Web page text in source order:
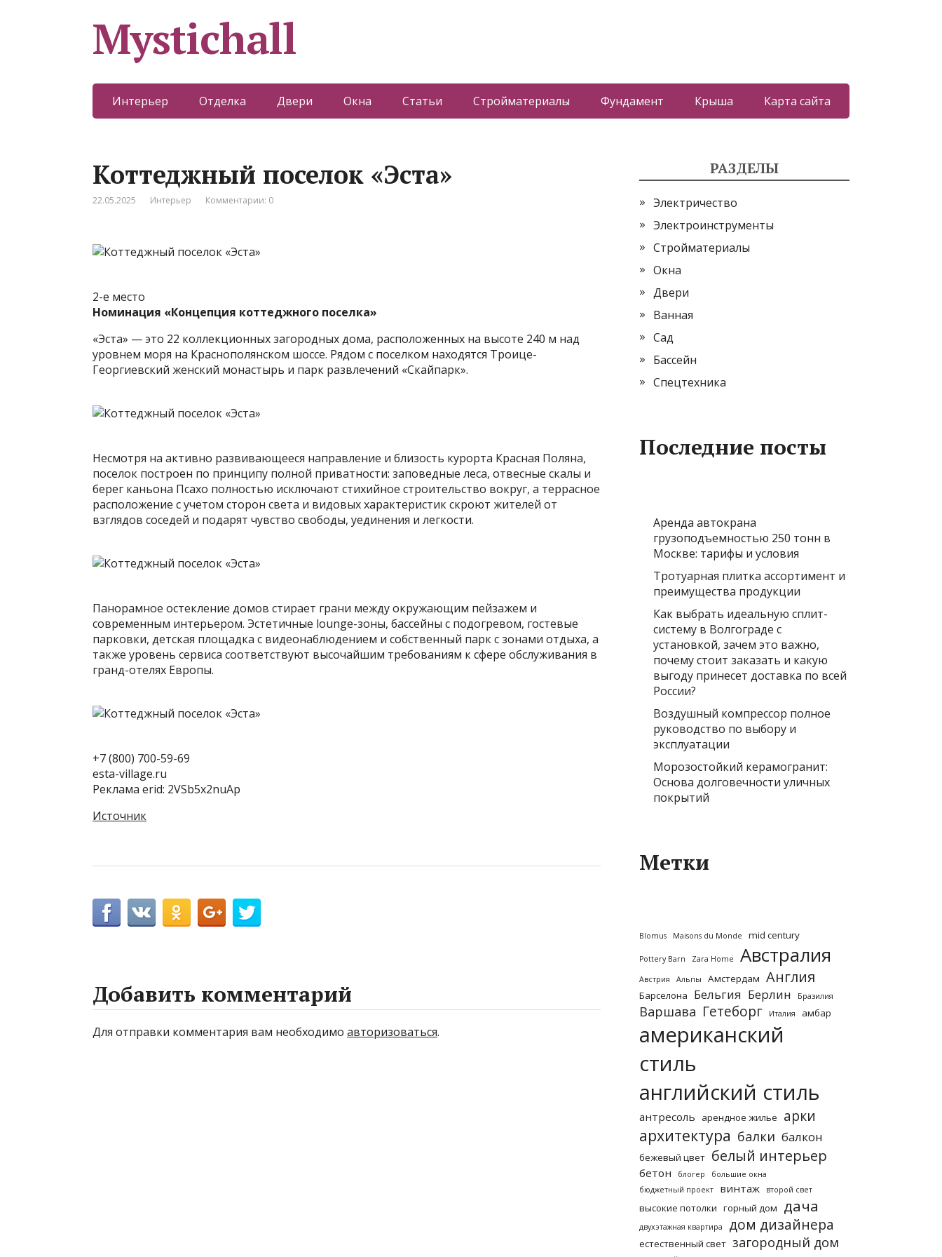
Mystichall
Интерьер Отделка Двери Окна Статьи Стройматериалы Фундамент Крыша Карта сайта
Коттеджный поселок «Эста»
22.05.2025 Интерьер Комментарии: 0
2-е место
Номинация «Концепция коттеджного поселка»
«Эста» — это 22 коллекционных загородных дома, расположенных на высоте 240 м над
уровнем моря на Краснополянском шоссе. Рядом с поселком находятся Троице-
Георгиевский женский монастырь и парк развлечений «Скайпарк».
Несмотря на активно развивающееся направление и близость курорта Красная Поляна,
поселок построен по принципу полной приватности: заповедные леса, отвесные скалы и
берег каньона Псахо полностью исключают стихийное строительство вокруг, а террасное
расположение с учетом сторон света и видовых характеристик скроют жителей от
взглядов соседей и подарят чувство свободы, уединения и легкости.
Панорамное остекление домов стирает грани между окружающим пейзажем и
современным интерьером. Эстетичные lounge-зоны, бассейны с подогревом, гостевые
парковки, детская площадка с видеонаблюдением и собственный парк с зонами отдыха, а
также уровень сервиса соответствуют высочайшим требованиям к сфере обслуживания в
гранд-отелях Европы.
+7 (800) 700-59-69
esta-village.ru
Реклама erid: 2VSb5x2nuAp
Источник
Добавить комментарий
Для отправки комментария вам необходимо авторизоваться.
РАЗДЕЛЫ
Электричество
Электроинструменты
Стройматериалы
Окна
Двери
Ванная
Сад
Бассейн
Спецтехника
Последние посты
Аренда автокрана
грузоподъемностью 250 тонн в
Москве: тарифы и условия
Тротуарная плитка ассортимент и
преимущества продукции
Как выбрать идеальную сплит-
систему в Волгограде с
установкой, зачем это важно,
почему стоит заказать и какую
выгоду принесет доставка по всей
России?
Воздушный компрессор полное
руководство по выбору и
эксплуатации
Морозостойкий керамогранит:
Основа долговечности уличных
покрытий
Метки
Blomus Maisons du Monde mid century
Pottery Barn Zara Home Австралия
Австрия Альпы Амстердам Англия
Барселона Бельгия Берлин Бразилия
Варшава Гетеборг Италия амбар
американский
стиль
английский стиль
антресоль арендное жилье арки
архитектура балки балкон
бежевый цвет белый интерьер
бетон блогер
большие окна
бюджетный проект
винтаж второй свет
высокие потолки горный дом дача
двухэтажная квартира дом дизайнера
естественный свет загородный дом